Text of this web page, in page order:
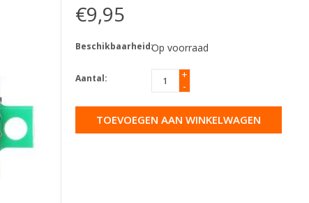
€9,95
Beschikbaarheid:Op voorraad
Aantal:
+
-
TOEVOEGEN AAN WINKELWAGEN